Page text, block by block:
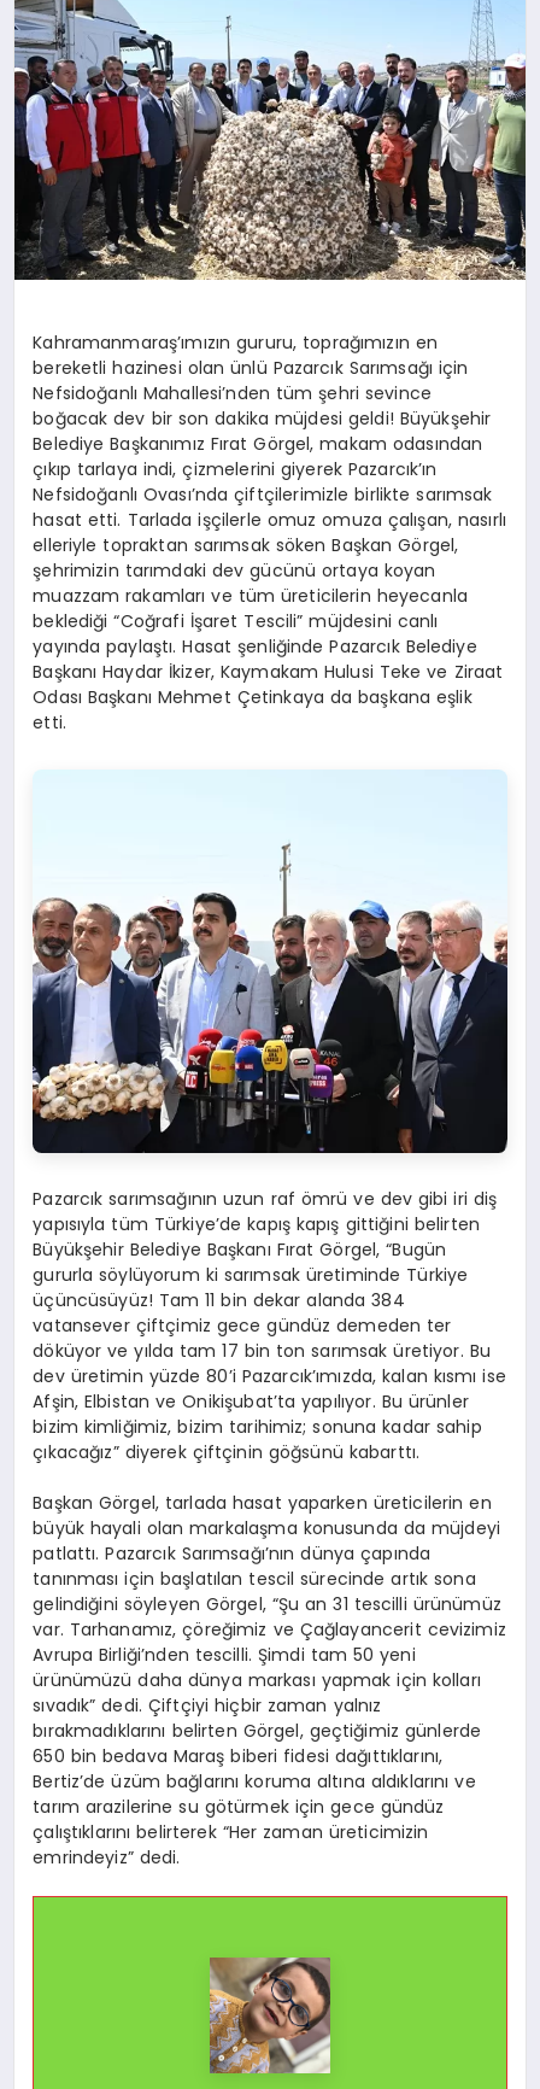
Kahramanmaraş’ımızın gururu, toprağımızın en
bereketli hazinesi olan ünlü Pazarcık Sarımsağı için
Nefsidoğanlı Mahallesi’nden tüm şehri sevince
boğacak dev bir son dakika müjdesi geldi! Büyükşehir
Belediye Başkanımız Fırat Görgel, makam odasından
çıkıp tarlaya indi, çizmelerini giyerek Pazarcık’ın
Nefsidoğanlı Ovası’nda çiftçilerimizle birlikte sarımsak
hasat etti. Tarlada işçilerle omuz omuza çalışan, nasırlı
elleriyle topraktan sarımsak söken Başkan Görgel,
şehrimizin tarımdaki dev gücünü ortaya koyan
muazzam rakamları ve tüm üreticilerin heyecanla
beklediği “Coğrafi İşaret Tescili” müjdesini canlı
yayında paylaştı. Hasat şenliğinde Pazarcık Belediye
Başkanı Haydar İkizer, Kaymakam Hulusi Teke ve Ziraat
Odası Başkanı Mehmet Çetinkaya da başkana eşlik
etti.
Pazarcık sarımsağının uzun raf ömrü ve dev gibi iri diş
yapısıyla tüm Türkiye’de kapış kapış gittiğini belirten
Büyükşehir Belediye Başkanı Fırat Görgel, “Bugün
gururla söylüyorum ki sarımsak üretiminde Türkiye
üçüncüsüyüz! Tam 11 bin dekar alanda 384
vatansever çiftçimiz gece gündüz demeden ter
döküyor ve yılda tam 17 bin ton sarımsak üretiyor. Bu
dev üretimin yüzde 80’i Pazarcık’ımızda, kalan kısmı ise
Afşin, Elbistan ve Onikişubat’ta yapılıyor. Bu ürünler
bizim kimliğimiz, bizim tarihimiz; sonuna kadar sahip
çıkacağız” diyerek çiftçinin göğsünü kabarttı.
Başkan Görgel, tarlada hasat yaparken üreticilerin en
büyük hayali olan markalaşma konusunda da müjdeyi
patlattı. Pazarcık Sarımsağı’nın dünya çapında
tanınması için başlatılan tescil sürecinde artık sona
gelindiğini söyleyen Görgel, “Şu an 31 tescilli ürünümüz
var. Tarhanamız, çöreğimiz ve Çağlayancerit cevizimiz
Avrupa Birliği’nden tescilli. Şimdi tam 50 yeni
ürünümüzü daha dünya markası yapmak için kolları
sıvadık” dedi. Çiftçiyi hiçbir zaman yalnız
bırakmadıklarını belirten Görgel, geçtiğimiz günlerde
650 bin bedava Maraş biberi fidesi dağıttıklarını,
Bertiz’de üzüm bağlarını koruma altına aldıklarını ve
tarım arazilerine su götürmek için gece gündüz
çalıştıklarını belirterek “Her zaman üreticimizin
emrindeyiz” dedi.